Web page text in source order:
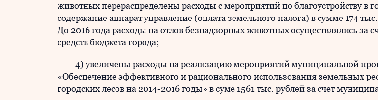
животных перераспределены расходы с мероприятий по благоустройству в
содержание аппарат управление (оплата земельного налога) в сумме 174
До 2016 года расходы на отлов безнадзорных животных осуществлялись за
средств бюджета города;
4) увеличены расходы на реализацию мероприятий муниципальной
«Обеспечение эффективного и рационального использования земельных
городских лесов на 2014-2016 годы» в суме 1561 тыс. рублей за счет